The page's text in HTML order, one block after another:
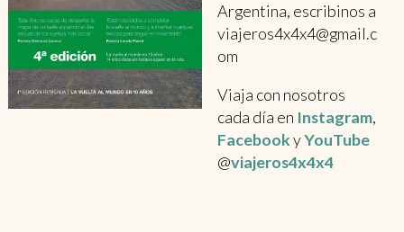
Argentina, escribinos a
viajeros4x4x4@gmail.c
om
Viaja con nosotros
cada día en Instagram,
FacebookyYouTube
@viajeros4x4x4